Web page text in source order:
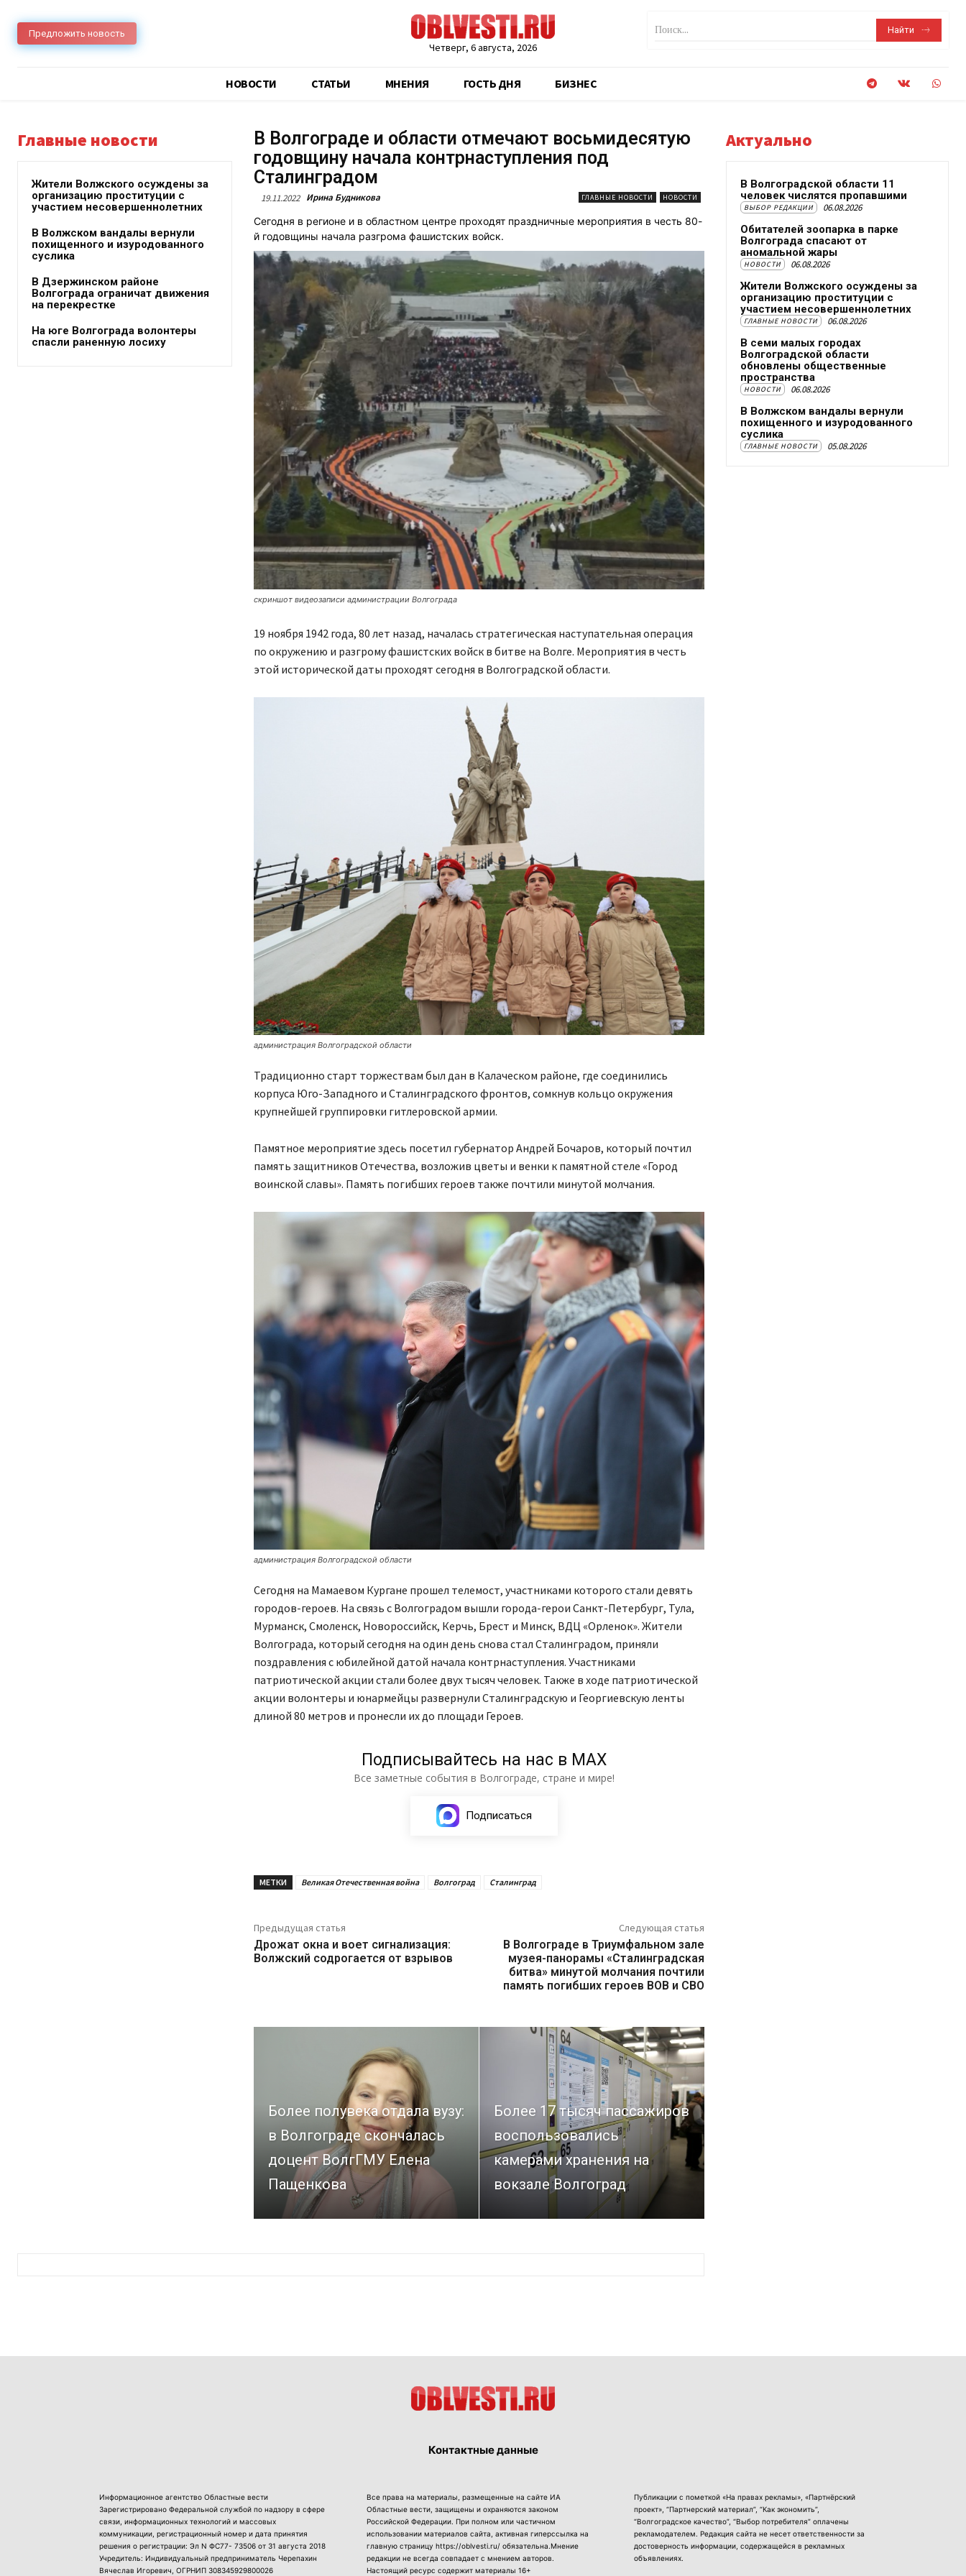
Предложить новость
Четверг, 6 августа, 2026
Поиск... Найти
НОВОСТИ CТАТЬИ МНЕНИЯ ГОСТЬ ДНЯ БИЗНЕС
Главные новости
Жители Волжского осуждены за
организацию проституции с
участием несовершеннолетних
В Волжском вандалы вернули
похищенного и изуродованного
суслика
В Дзержинском районе
Волгограда ограничат движения
на перекрестке
На юге Волгограда волонтеры
спасли раненную лосиху
В Волгограде и области отмечают восьмидесятую
годовщину начала контрнаступления под
Сталинградом
19.11.2022 Ирина Будникова ГЛАВНЫЕ НОВОСТИ НОВОСТИ
Сегодня в регионе и в областном центре проходят праздничные мероприятия в честь 80-
й годовщины начала разгрома фашистских войск.
скриншот видеозаписи администрации Волгограда
19 ноября 1942 года, 80 лет назад, началась стратегическая наступательная операция
по окружению и разгрому фашистских войск в битве на Волге. Мероприятия в честь
этой исторической даты проходят сегодня в Волгоградской области.
администрация Волгоградской области
Традиционно старт торжествам был дан в Калаческом районе, где соединились
корпуса Юго-Западного и Сталинградского фронтов, сомкнув кольцо окружения
крупнейшей группировки гитлеровской армии.
Памятное мероприятие здесь посетил губернатор Андрей Бочаров, который почтил
память защитников Отечества, возложив цветы и венки к памятной стеле «Город
воинской славы». Память погибших героев также почтили минутой молчания.
администрация Волгоградской области
Сегодня на Мамаевом Кургане прошел телемост, участниками которого стали девять
городов-героев. На связь с Волгоградом вышли города-герои Санкт-Петербург, Тула,
Мурманск, Смоленск, Новороссийск, Керчь, Брест и Минск, ВДЦ «Орленок». Жители
Волгограда, который сегодня на один день снова стал Сталинградом, приняли
поздравления с юбилейной датой начала контрнаступления. Участниками
патриотической акции стали более двух тысяч человек. Также в ходе патриотической
акции волонтеры и юнармейцы развернули Сталинградскую и Георгиевскую ленты
длиной 80 метров и пронесли их до площади Героев.
Подписывайтесь на нас в МАХ
Все заметные события в Волгограде, стране и мире!
Подписаться
МЕТКИ Великая Отечественная война Волгоград Сталинград
Предыдущая статья
Дрожат окна и воет сигнализация:
Волжский содрогается от взрывов
Следующая статья
В Волгограде в Триумфальном зале
музея-панорамы «Сталинградская
битва» минутой молчания почтили
память погибших героев ВОВ и СВО
Более полувека отдала вузу:
в Волгограде скончалась
доцент ВолгГМУ Елена
Пащенкова
Более 17 тысяч пассажиров
воспользовались
камерами хранения на
вокзале Волгоград
Актуально
В Волгоградской области 11
человек числятся пропавшими
ВЫБОР РЕДАКЦИИ 06.08.2026
Обитателей зоопарка в парке
Волгограда спасают от
аномальной жары
НОВОСТИ 06.08.2026
Жители Волжского осуждены за
организацию проституции с
участием несовершеннолетних
ГЛАВНЫЕ НОВОСТИ 06.08.2026
В семи малых городах
Волгоградской области
обновлены общественные
пространства
НОВОСТИ 06.08.2026
В Волжском вандалы вернули
похищенного и изуродованного
суслика
ГЛАВНЫЕ НОВОСТИ 05.08.2026
Контактные данные
Информационное агентство Областные вести
Зарегистрировано Федеральной службой по надзору в сфере
связи, информационных технологий и массовых
коммуникации, регистрационный номер и дата принятия
решения о регистрации: Эл N ФС77- 73506 от 31 августа 2018
Учредитель: Индивидуальный предприниматель Черепахин
Вячеслав Игоревич, ОГРНИП 308345929800026
Все права на материалы, размещенные на сайте ИА
Областные вести, защищены и охраняются законом
Российской Федерации. При полном или частичном
использовании материалов сайта, активная гиперссылка на
главную страницу https://oblvesti.ru/ обязательна.Мнение
редакции не всегда совпадает с мнением авторов.
Настоящий ресурс содержит материалы 16+
Публикации с пометкой «На правах рекламы», «Партнёрский
проект», “Партнерский материал”, “Как экономить”,
“Волгоградское качество”, “Выбор потребителя” оплачены
рекламодателем. Редакция сайта не несет ответственности за
достоверность информации, содержащейся в рекламных
объявлениях.